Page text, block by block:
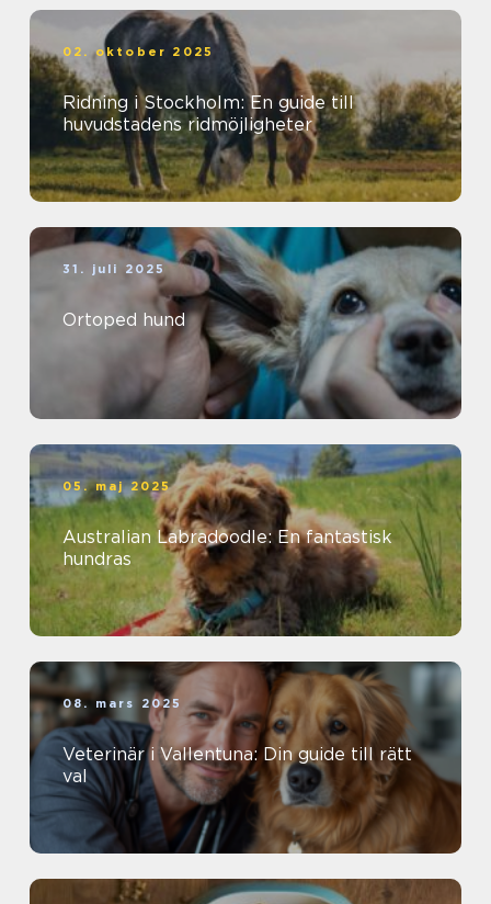
02. oktober 2025
Ridning i Stockholm: En guide till
huvudstadens ridmöjligheter
31. juli 2025
Ortoped hund
05. maj 2025
Australian Labradoodle: En fantastisk
hundras
08. mars 2025
Veterinär i Vallentuna: Din guide till rätt
val